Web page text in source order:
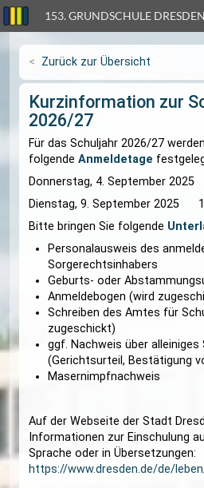
153. GRUNDSCHULE
Zurück zur Übersicht
Kurzinformation
2026/27
Für das Schuljahr 2026/
folgendeAnmeldetage
Donnerstag, 4.
Dienstag, 9. September
Bitte bringen Sie
Personalausweis des
Sorgerechtsinhabers
Geburts- oder
Anmeldebogen (wird
Schreiben des
ggf. Nachweis über
(Gerichtsurteil,
Masernimpfnachweis